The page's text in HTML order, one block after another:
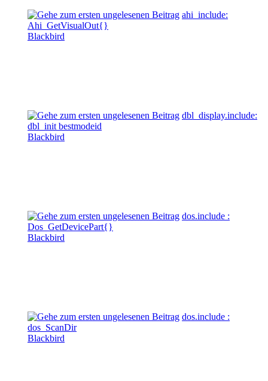
ahi_include:
Ahi_GetVisualOut{}
Blackbird
dbl_display.include:
dbl_init bestmodeid
Blackbird
dos.include :
Dos_GetDevicePart{}
Blackbird
dos.include :
dos_ScanDir
Blackbird